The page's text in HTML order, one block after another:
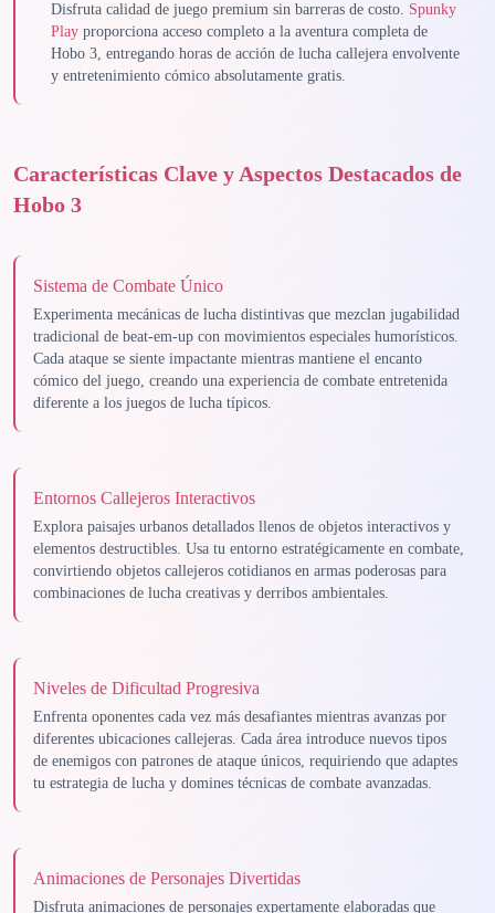
Disfruta calidad de juego premium sin barreras de costo. Spunky
Play proporciona acceso completo a la aventura completa de
Hobo 3, entregando horas de acción de lucha callejera envolvente
y entretenimiento cómico absolutamente gratis.
Características Clave y Aspectos Destacados de
Hobo 3
Sistema de Combate Único
Experimenta mecánicas de lucha distintivas que mezclan jugabilidad
tradicional de beat-em-up con movimientos especiales humorísticos.
Cada ataque se siente impactante mientras mantiene el encanto
cómico del juego, creando una experiencia de combate entretenida
diferente a los juegos de lucha típicos.
Entornos Callejeros Interactivos
Explora paisajes urbanos detallados llenos de objetos interactivos y
elementos destructibles. Usa tu entorno estratégicamente en combate,
convirtiendo objetos callejeros cotidianos en armas poderosas para
combinaciones de lucha creativas y derribos ambientales.
Niveles de Dificultad Progresiva
Enfrenta oponentes cada vez más desafiantes mientras avanzas por
diferentes ubicaciones callejeras. Cada área introduce nuevos tipos
de enemigos con patrones de ataque únicos, requiriendo que adaptes
tu estrategia de lucha y domines técnicas de combate avanzadas.
Animaciones de Personajes Divertidas
Disfruta animaciones de personajes expertamente elaboradas que